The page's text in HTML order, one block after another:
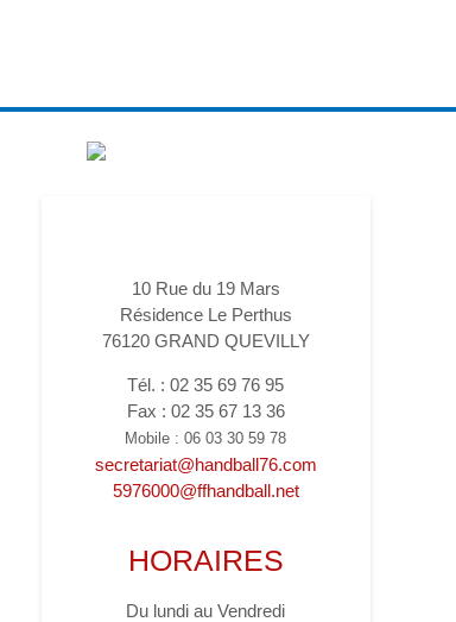
10 Rue du 19 Mars
Résidence Le Perthus
76120 GRAND QUEVILLY
Tél. : 02 35 69 76 95
Fax : 02 35 67 13 36
Mobile : 06 03 30 59 78
secretariat@handball76.com
5976000@ffhandball.net
HORAIRES
Du lundi au Vendredi